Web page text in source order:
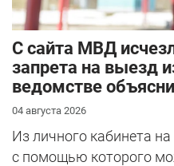
С сайта МВД
запрета на выезд
ведомстве
04 августа 2026
Из личного кабинета
с помощью которого